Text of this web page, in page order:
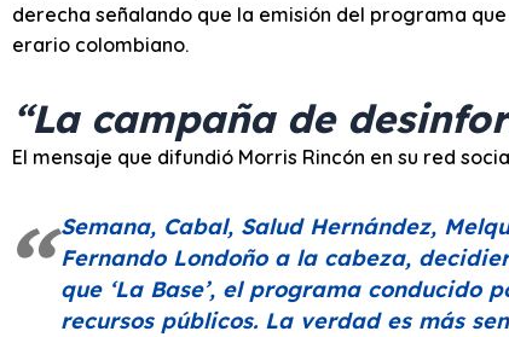
derecha señalando que la emisión del programa
erario colombiano.
“La campaña de
El mensaje que difundió Morris Rincón en su red
Semana, Cabal, Salud Hernández,
Fernando Londoño a la cabeza,
que ‘La Base’, el programa
recursos públicos. La verdad es más